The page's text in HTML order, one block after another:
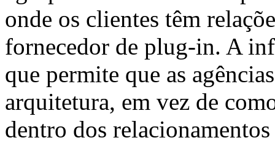
onde os clientes têm
fornecedor de plug-in. A
que permite que as
arquitetura, em vez de
dentro dos